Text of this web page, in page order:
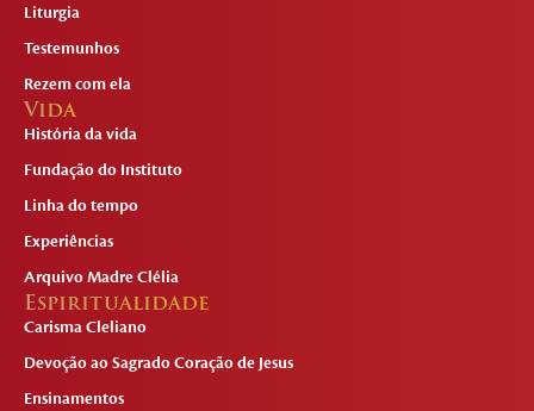
Liturgia
Testemunhos
Rezem com ela
Vida
História da vida
Fundação do Instituto
Linha do tempo
Experiências
Arquivo Madre Clélia
Espiritualidade
Carisma Cleliano
Devoção ao Sagrado Coração de Jesus
Ensinamentos